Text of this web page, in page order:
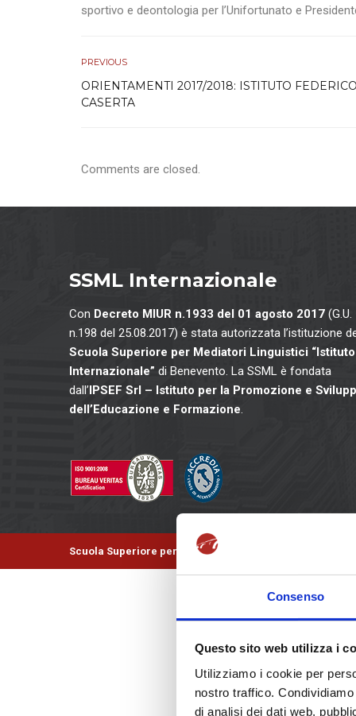
Consenso
Questo sito web utilizza i
Utilizziamo i cookie per
nostro traffico.
di analisi dei dati web,
sportivo e deontologia per l’Unifortunato e
PREVIOUS
ORIENTAMENTI 2017/2018: ISTITUTO
CASERTA
Comments are closed.
SSML Internazionale
Con Decreto MIUR n.1933 del 01 agosto 2017 (G.U.
n.198 del 25.08.2017) è stata autorizzata l’istituzione
Scuola Superiore per Mediatori Linguistici “Istituto
Internazionale” di Benevento. La SSML è fondata
dall’IPSEF Srl – Istituto per la Promozione e
dell’Educazione e Formazione.
Scuola Superiore per Mediatori Linguistici – Istituto